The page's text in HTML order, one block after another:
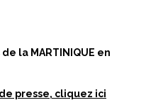
la MARTINIQUE en
presse, cliquez ici